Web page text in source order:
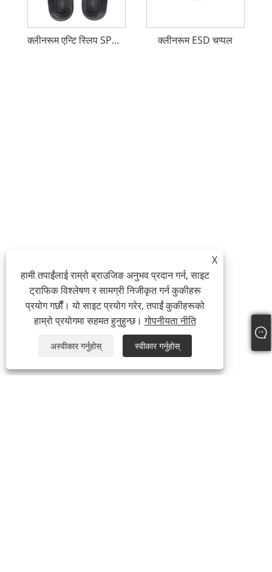
क्लीनरूम एन्टि स्लिप SPU ESD चप्पलहरू क्लीनरूम ESD चप्पल
X
हामी तपाईंलाई राम्रो ब्राउजिङ अनुभव प्रदान गर्न, साइट
ट्राफिक विश्लेषण र सामग्री निजीकृत गर्न कुकीहरू
प्रयोग गर्छौं। यो साइट प्रयोग गरेर, तपाईं कुकीहरूको
हाम्रो प्रयोगमा सहमत हुनुहुन्छ।गोपनीयता नीति
अस्वीकार गर्नुहोस् स्वीकार गर्नुहोस्